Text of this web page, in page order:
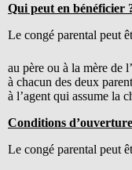
Qui peut en bénéficier
Le congé parental peut
au père ou à la mère de
à chacun des deux
à l’agent qui assume la
Conditions
Le congé parental peut